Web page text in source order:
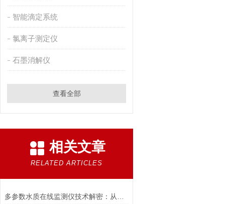
智能滴定系统
氯离子测定仪
石墨消解仪
查看全部
相关文章
RELATED ARTICLES